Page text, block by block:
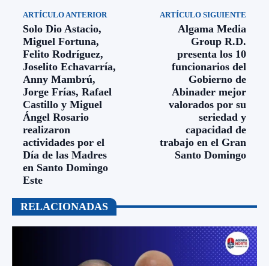
ARTÍCULO ANTERIOR
Solo Dio Astacio,
Miguel Fortuna,
Felito Rodríguez,
Joselito Echavarría,
Anny Mambrú,
Jorge Frías, Rafael
Castillo y Miguel
Ángel Rosario
realizaron
actividades por el
Día de las Madres
en Santo Domingo
Este
ARTÍCULO SIGUIENTE
Algama Media
Group R.D.
presenta los 10
funcionarios del
Gobierno de
Abinader mejor
valorados por su
seriedad y
capacidad de
trabajo en el Gran
Santo Domingo
RELACIONADAS